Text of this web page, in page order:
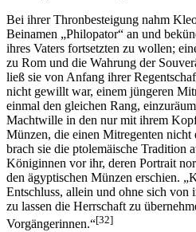
Bei ihrer Thronbesteigung nahm
Beinamen „Philopator“ an und
ihres Vaters fortsetzten zu wollen;
zu Rom und die Wahrung der
ließ sie von Anfang ihrer
nicht gewillt war, einem jüngeren
einmal den gleichen Rang,
Machtwille in den nur mit ihrem
Münzen, die einen Mitregenten
brach sie die ptolemäische Tradition
Königinnen vor ihr, deren Portrait
den ägyptischen Münzen erschien.
Entschluss, allein und ohne sich von
zu lassen die Herrschaft zu
Vorgängerinnen.“[32]